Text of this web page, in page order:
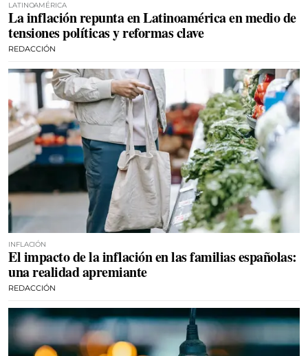
LATINOAMÉRICA
La inflación repunta en Latinoamérica en medio de
tensiones políticas y reformas clave
REDACCIÓN
INFLACIÓN
El impacto de la inflación en las familias españolas:
una realidad apremiante
REDACCIÓN